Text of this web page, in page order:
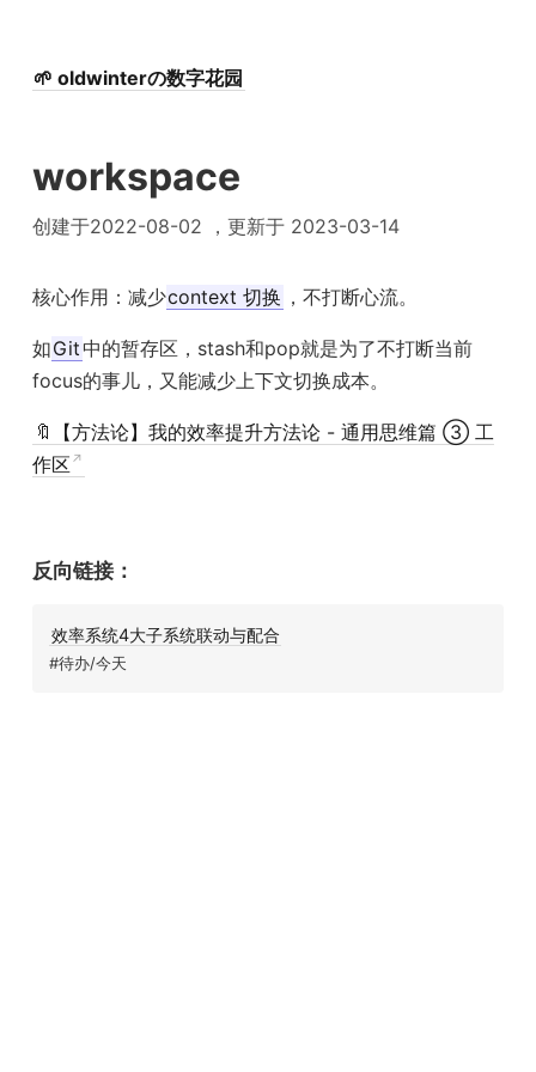
🌱 oldwinterの数字花园
workspace
创建于2022-08-02 ，更新于 2023-03-14
核心作用：减少context 切换 ，不打断心流。
如Git 中的暂存区，stash和pop就是为了不打断当前
focus的事儿，又能减少上下文切换成本。
🔖【方法论】我的效率提升方法论 - 通用思维篇 ③ 工
作区
反向链接：
效率系统4大子系统联动与配合
#待办/今天